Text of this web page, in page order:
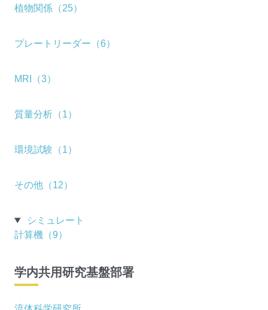
植物関係（25）
プレートリーダー（6）
MRI（3）
質量分析（1）
環境試験（1）
その他（12）
シミュレート
計算機（9）
学内共用研究基盤部署